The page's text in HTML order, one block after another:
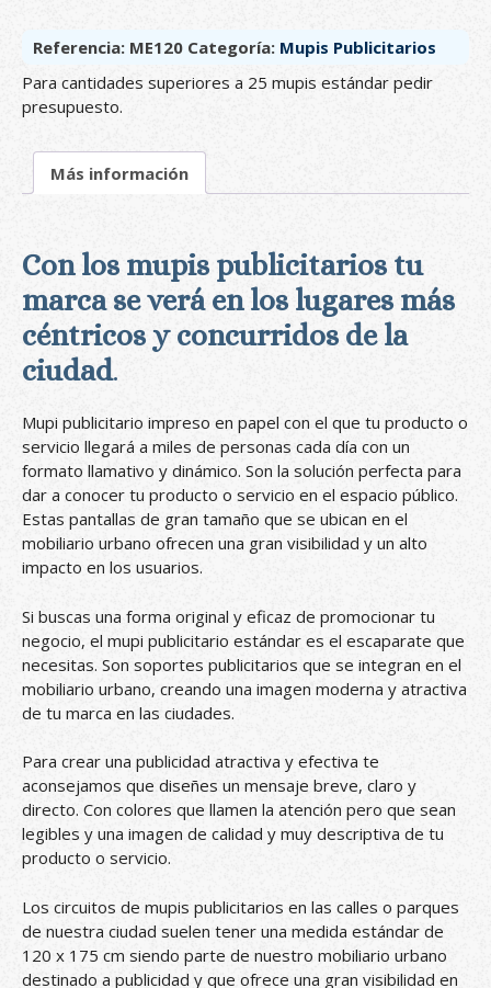
r
n
Referencia: ME120 Categoría: Mupis Publicitarios
Para cantidades superiores a 25 mupis estándar pedir
presupuesto.
Más información
Con los mupis publicitarios tu
marca se verá en los lugares más
céntricos y concurridos de la
ciudad.
Mupi publicitario impreso en papel con el que tu producto o
servicio llegará a miles de personas cada día con un
formato llamativo y dinámico. Son la solución perfecta para
dar a conocer tu producto o servicio en el espacio público.
Estas pantallas de gran tamaño que se ubican en el
mobiliario urbano ofrecen una gran visibilidad y un alto
impacto en los usuarios.
Si buscas una forma original y eficaz de promocionar tu
negocio, el mupi publicitario estándar es el escaparate que
necesitas. Son soportes publicitarios que se integran en el
mobiliario urbano, creando una imagen moderna y atractiva
de tu marca en las ciudades.
Para crear una publicidad atractiva y efectiva te
aconsejamos que diseñes un mensaje breve, claro y
directo. Con colores que llamen la atención pero que sean
legibles y una imagen de calidad y muy descriptiva de tu
producto o servicio.
Los circuitos de mupis publicitarios en las calles o parques
de nuestra ciudad suelen tener una medida estándar de
120 x 175 cm siendo parte de nuestro mobiliario urbano
destinado a publicidad y que ofrece una gran visibilidad en